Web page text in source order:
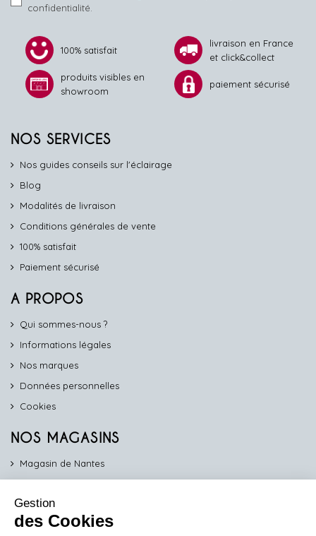
confidentialité.
100% satisfait
livraison en France
et click&collect
produits visibles en
showroom
paiement sécurisé
NOS SERVICES
Nos guides conseils sur l'éclairage
Blog
Modalités de livraison
Conditions générales de vente
100% satisfait
Paiement sécurisé
A PROPOS
Qui sommes-nous ?
Informations légales
Nos marques
Données personnelles
Cookies
NOS MAGASINS
Magasin de Nantes
Magasin de Vannes
Magasin d'Orléans
Gestion
des Cookies